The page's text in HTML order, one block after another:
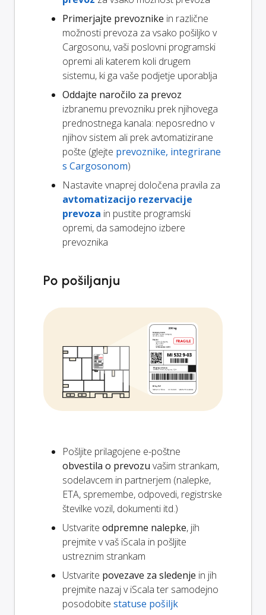
Primerjajte prevoznike in različne
možnosti prevoza za vsako pošiljko v
Cargosonu, vaši poslovni programski
opremi ali katerem koli drugem
sistemu, ki ga vaše podjetje uporablja
Oddajte naročilo za prevoz
izbranemu prevozniku prek njihovega
prednostnega kanala: neposredno v
njihov sistem ali prek avtomatizirane
pošte (glejte prevoznike, integrirane
s Cargosonom)
Nastavite vnaprej določena pravila za
avtomatizacijo rezervacije
prevoza in pustite programski
opremi, da samodejno izbere
prevoznika
Po pošiljanju
Pošljite prilagojene e-poštne
obvestila o prevozu vašim strankam,
sodelavcem in partnerjem (nalepke,
ETA, spremembe, odpovedi, registrske
številke vozil, dokumenti itd.)
Ustvarite odpremne nalepke, jih
prejmite v vaš iScala in pošljite
ustreznim strankam
Ustvarite povezave za sledenje in jih
prejmite nazaj v iScala ter samodejno
posodobite statuse pošiljk